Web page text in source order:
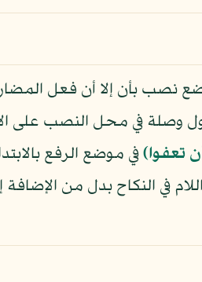
نصب بأن إلا أن فعل
وصلة في محل النصب على
تعفوا﴾في موضع الرفع
في النكاح بدل من الإضافة